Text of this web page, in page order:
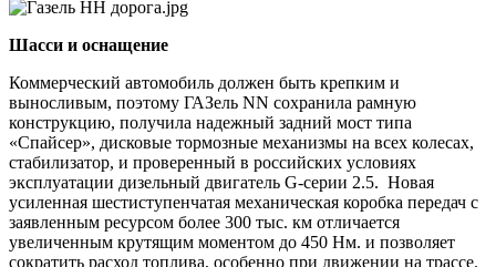
Шасси и оснащение
Коммерческий автомобиль должен быть крепким и
выносливым, поэтому ГАЗель NN сохранила рамную
конструкцию, получила надежный задний мост типа
«Спайсер», дисковые тормозные механизмы на всех колесах,
стабилизатор, и проверенный в российских условиях
эксплуатации дизельный двигатель G-серии 2.5. Новая
усиленная шестиступенчатая механическая коробка передач с
заявленным ресурсом более 300 тыс. км отличается
увеличенным крутящим моментом до 450 Нм. и позволяет
сократить расход топлива, особенно при движении на трассе.